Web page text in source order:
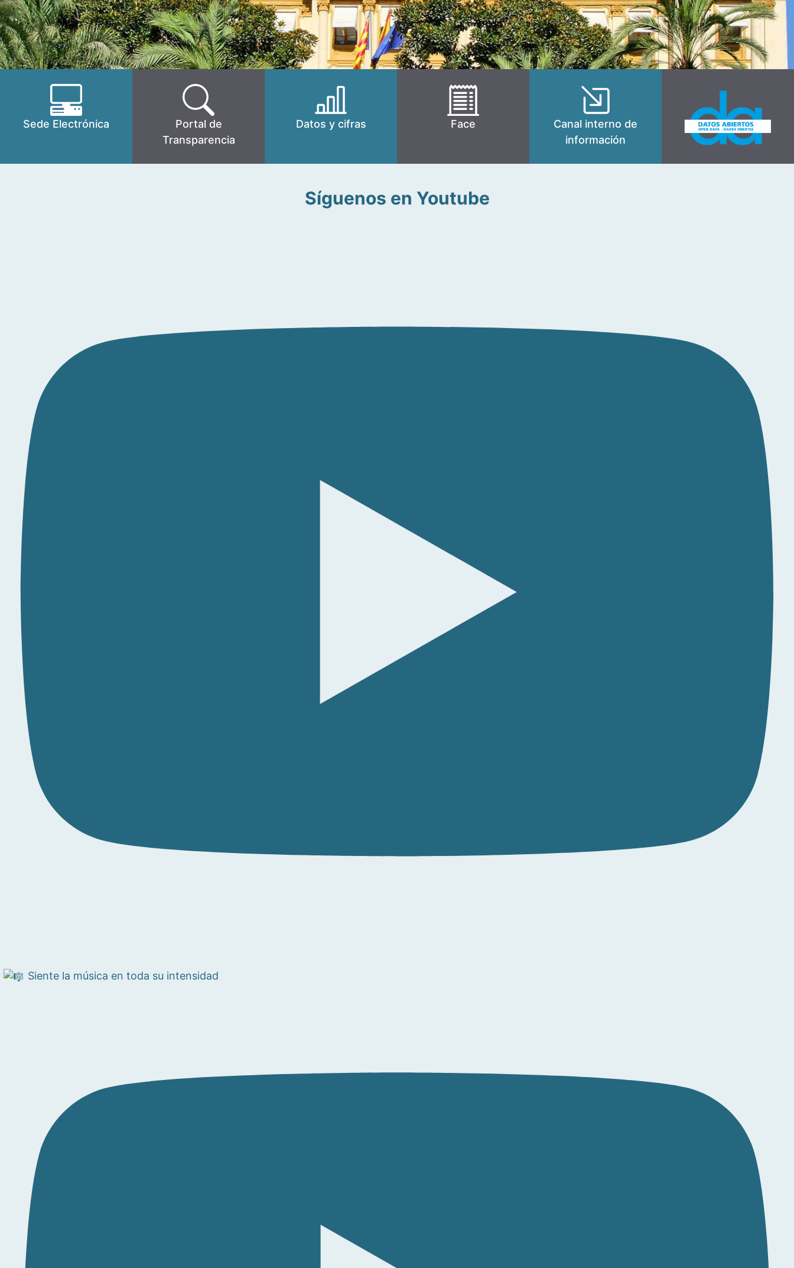
Sede Electrónica
Portal de
Transparencia
Datos y cifras Face
Canal interno de
información
Síguenos en Youtube
Siente la música en toda su intensidad